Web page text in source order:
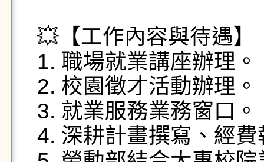
💥【工作內容與待遇】
1. 職場就業講座辦理。
2. 校園徵才活動辦理。
3. 就業服務業務窗口。
4. 深耕計畫撰寫、經